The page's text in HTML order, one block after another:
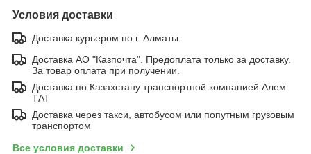
Условия доставки
Доставка курьером по г. Алматы.
Доставка АО "Казпочта". Предоплата только за доставку.
За товар оплата при получении.
Доставка по Казахстану транспортной компанией Алем
ТАТ
Доставка через такси, автобусом или попутным грузовым
транспортом
Все условия доставки